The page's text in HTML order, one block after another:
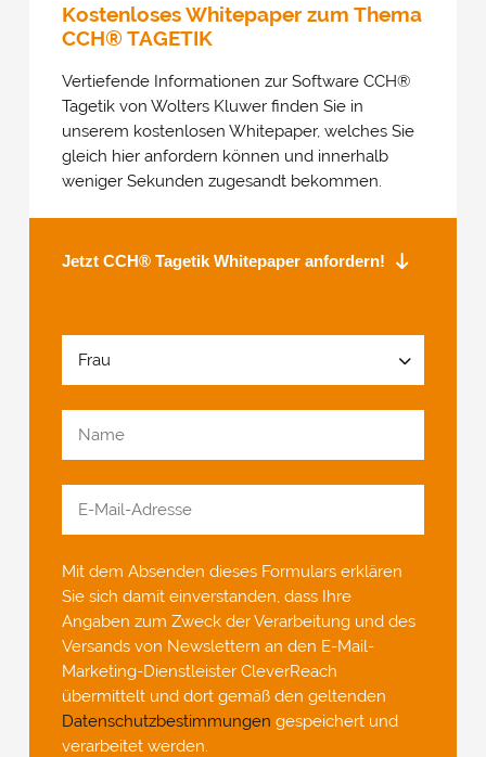
Kostenloses Whitepaper zum Thema
CCH® TAGETIK
Vertiefende Informationen zur Software CCH®
Tagetik von Wolters Kluwer finden Sie in
unserem kostenlosen Whitepaper, welches Sie
gleich hier anfordern können und innerhalb
weniger Sekunden zugesandt bekommen.
Jetzt CCH® Tagetik Whitepaper anfordern!
Mit dem Absenden dieses Formulars erklären
Sie sich damit einverstanden, dass Ihre
Angaben zum Zweck der Verarbeitung und des
Versands von Newslettern an den E-Mail-
Marketing-Dienstleister CleverReach
übermittelt und dort gemäß den geltenden
Datenschutzbestimmungengespeichert und
verarbeitet werden.